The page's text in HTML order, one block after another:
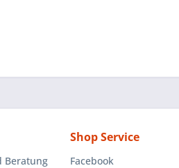
Beratung
Shop Service
Facebook